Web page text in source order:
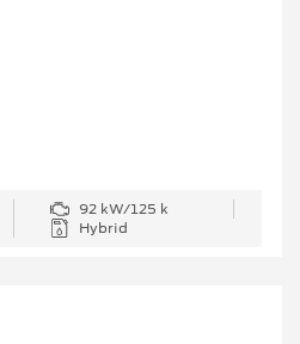
92 kW/125 k
Hybrid